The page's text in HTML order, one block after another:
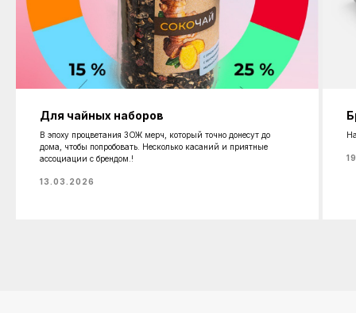
Для чайных наборов
В эпоху процветания ЗОЖ мерч, который точно донесут до
дома, чтобы попробовать. Несколько касаний и приятные
ассоциации с брендом.!
13.03.2026